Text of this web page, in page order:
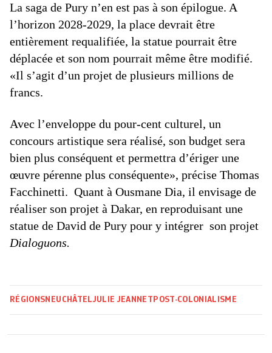
La saga de Pury n’en est pas à son épilogue. A
l’horizon 2028-2029, la place devrait être
entièrement requalifiée, la statue pourrait être
déplacée et son nom pourrait même être modifié.
«Il s’agit d’un projet de plusieurs millions de
francs.
Avec l’enveloppe du pour-cent culturel, un
concours artistique sera réalisé, son budget sera
bien plus conséquent et permettra d’ériger une
œuvre pérenne plus conséquente», précise Thomas
Facchinetti. Quant à Ousmane Dia, il envisage de
réaliser son projet à Dakar, en reproduisant une
statue de David de Pury pour y intégrer son projet
Dialoguons.
RÉGIONS NEUCHÂTELJULIE JEANNET POST-COLONIALISME